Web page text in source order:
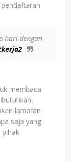
hari dengan
membaca
lamaran
saja yang
pihak